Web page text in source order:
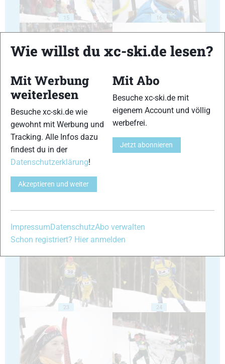
15 16
19
23 24
Wie willst du xc-ski.de lesen?
Mit Werbung
weiterlesen
Besuche xc-ski.de wie
gewohnt mit Werbung und
Tracking. Alle Infos dazu
findest du in der
Datenschutzerklärung!
Akzeptieren und weiter
Mit Abo
Besuche xc-ski.de mit
eigenem Account und völlig
werbefrei.
Jetzt abonnieren
ImpressumDatenschutzAbo verwalten
Schon registriert? Hier anmelden